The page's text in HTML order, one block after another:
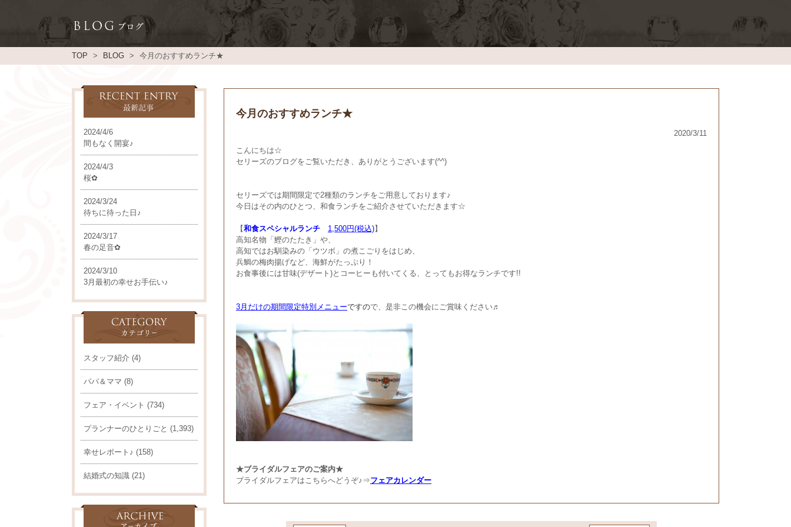
TOP BLOG 今月のおすすめランチ★
2024/4/6
間もなく開宴♪
2024/4/3
桜✿
2024/3/24
待ちに待った日♪
2024/3/17
春の足音✿
2024/3/10
3月最初の幸せお手伝い♪
スタッフ紹介 (4)
パパ＆ママ (8)
フェア・イベント (734)
プランナーのひとりごと (1,393)
幸せレポート♪ (158)
結婚式の知識 (21)
今月のおすすめランチ★
2020/3/11
こんにちは☆
セリーズのブログをご覧いただき、ありがとうございます(^^)
セリーズでは期間限定で2種類のランチをご用意しております♪
今日はその内のひとつ、和食ランチをご紹介させていただきます☆
【和食スペシャルランチ 1,500円(税込)】
高知名物「鰹のたたき」や、
高知ではお馴染みの「ウツボ」の煮こごりをはじめ、
兵鯛の梅肉揚げなど、海鮮がたっぷり！
お食事後には甘味(デザート)とコーヒーも付いてくる、とってもお得なランチです!!
3月だけの期間限定特別メニューですので、是非この機会にご賞味ください♬
★ブライダルフェアのご案内★
ブライダルフェアはこちらへどうぞ♪⇒フェアカレンダー